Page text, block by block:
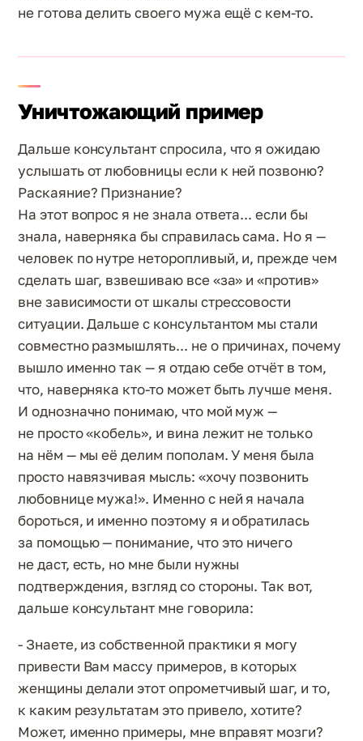
не готова делить своего мужа ещё с кем-то.
Уничтожающий пример
Дальше консультант спросила, что я ожидаю
услышать от любовницы если к ней позвоню?
Раскаяние? Признание?
На этот вопрос я не знала ответа... если бы
знала, наверняка бы справилась сама. Но я —
человек по нутре неторопливый, и, прежде чем
сделать шаг, взвешиваю все «за» и «против»
вне зависимости от шкалы стрессовости
ситуации. Дальше с консультантом мы стали
совместно размышлять... не о причинах, почему
вышло именно так — я отдаю себе отчёт в том,
что, наверняка кто-то может быть лучше меня.
И однозначно понимаю, что мой муж —
не просто «кобель», и вина лежит не только
на нём — мы её делим пополам. У меня была
просто навязчивая мысль: «хочу позвонить
любовнице мужа!». Именно с ней я начала
бороться, и именно поэтому я и обратилась
за помощью — понимание, что это ничего
не даст, есть, но мне были нужны
подтверждения, взгляд со стороны. Так вот,
дальше консультант мне говорила:
- Знаете, из собственной практики я могу
привести Вам массу примеров, в которых
женщины делали этот опрометчивый шаг, и то,
к каким результатам это привело, хотите?
Может, именно примеры, мне вправят мозги?